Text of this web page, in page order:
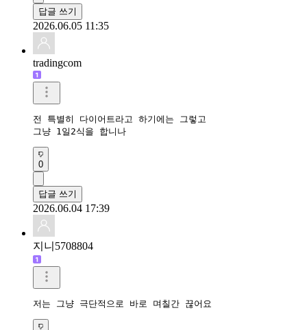
답글 쓰기
2026.06.05 11:35
tradingcom
전 특별히 다이어트라고 하기에는 그렇고
그냥 1일2식을 합니나
0
답글 쓰기
2026.06.04 17:39
지니5708804
저는 그냥 극단적으로 바로 며칠간 끊어요